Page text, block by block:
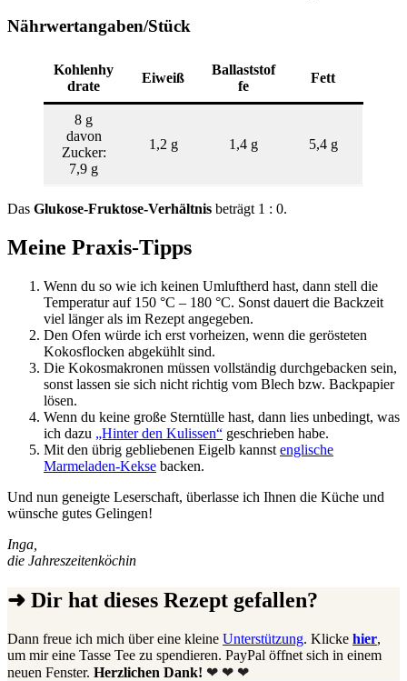
Nährwertangaben/Stück
Kohlenhy
drate
Eiweiß
Ballaststof
fe
Fett
8 g
davon
Zucker:
7,9 g
1,2 g 1,4 g 5,4 g
Das Glukose-Fruktose-Verhältnis beträgt 1 : 0.
Meine Praxis-Tipps
Wenn du so wie ich keinen Umluftherd hast, dann stell die
Temperatur auf 150 °C – 180 °C. Sonst dauert die Backzeit
viel länger als im Rezept angegeben.
Den Ofen würde ich erst vorheizen, wenn die gerösteten
Kokosflocken abgekühlt sind.
Die Kokosmakronen müssen vollständig durchgebacken sein,
sonst lassen sie sich nicht richtig vom Blech bzw. Backpapier
lösen.
Wenn du keine große Sterntülle hast, dann lies unbedingt, was
ich dazu „Hinter den Kulissen“ geschrieben habe.
Mit den übrig gebliebenen Eigelb kannst englische
Marmeladen-Kekse backen.
Und nun geneigte Leserschaft, überlasse ich Ihnen die Küche und
wünsche gutes Gelingen!
Inga,
die Jahreszeitenköchin
➜ Dir hat dieses Rezept gefallen?
Dann freue ich mich über eine kleine Unterstützung. Klicke hier,
um mir eine Tasse Tee zu spendieren. PayPal öffnet sich in einem
neuen Fenster. Herzlichen Dank! ❤ ❤ ❤